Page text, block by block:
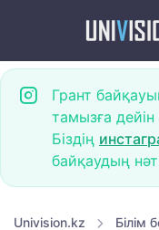
Грант
тамызға
Біздің
байқаудың
Univision.kz Білім